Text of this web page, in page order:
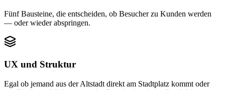
Fünf Bausteine, die entscheiden, ob Besucher zu Kunden werden
— oder wieder abspringen.
UX und Struktur
Egal ob jemand aus der Altstadt direkt am Stadtplatz kommt oder